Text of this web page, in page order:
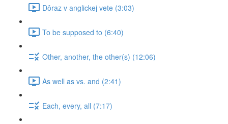
Dôraz v anglickej vete (3:03)
To be supposed to (6:40)
Other, another, the other(s) (12:06)
As well as vs. and (2:41)
Each, every, all (7:17)